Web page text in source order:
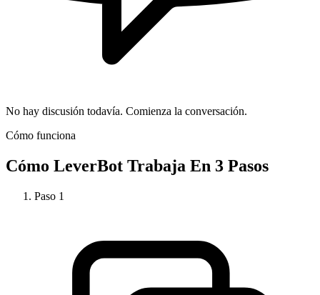
No hay discusión todavía. Comienza la conversación.
Cómo funciona
Cómo LeverBot Trabaja En 3 Pasos
Paso 1